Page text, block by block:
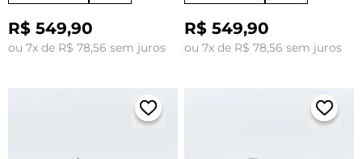
R$ 549,90
ou 7x de R$ 78,56 sem juros
R$ 549,90
ou 7x de R$ 78,56 sem juros